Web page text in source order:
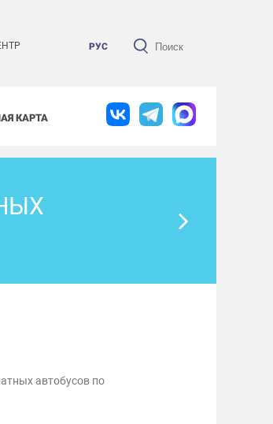
РУС
КАРТА
автобусов по